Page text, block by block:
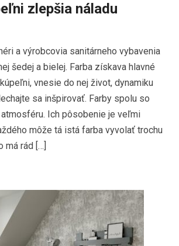
zlepšia náladu
a výrobcovia sanitárneho vybavenia
šedej a bielej. Farba získava hlavné
vnesie do nej život, dynamiku
sa inšpirovať. Farby spolu so
Ich pôsobenie je veľmi
môže tá istá farba vyvolať trochu
má rád […]